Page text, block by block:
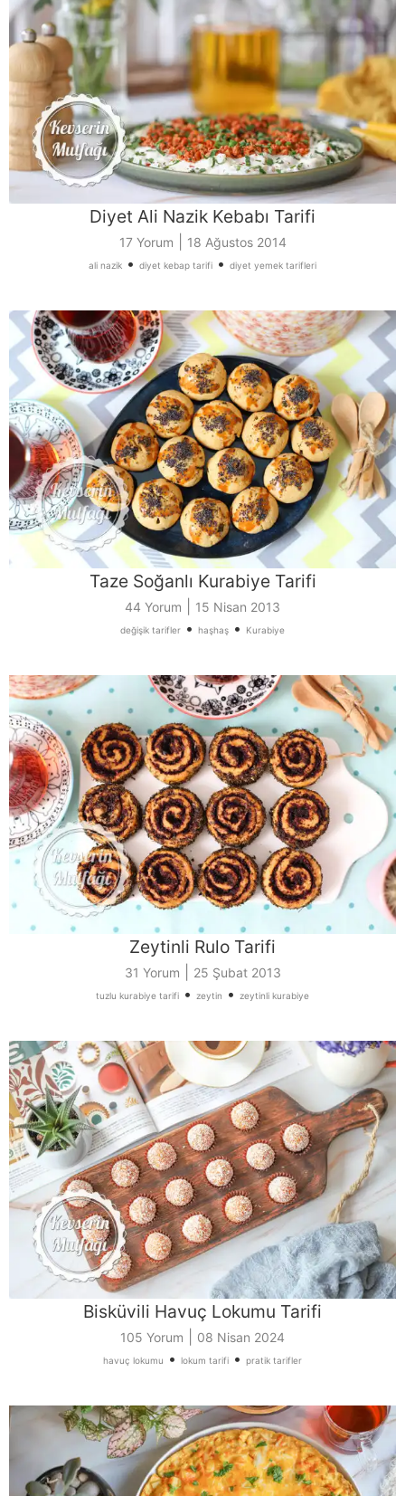
Diyet Ali Nazik Kebabı Tarifi
17 Yorum 18 Ağustos 2014
ali nazik • diyet kebap tarifi • diyet yemek tarifleri
Taze Soğanlı Kurabiye Tarifi
44 Yorum 15 Nisan 2013
değişik tarifler • haşhaş • Kurabiye
Zeytinli Rulo Tarifi
31 Yorum 25 Şubat 2013
tuzlu kurabiye tarifi • zeytin • zeytinli kurabiye
Bisküvili Havuç Lokumu Tarifi
105 Yorum 08 Nisan 2024
havuç lokumu • lokum tarifi • pratik tarifler